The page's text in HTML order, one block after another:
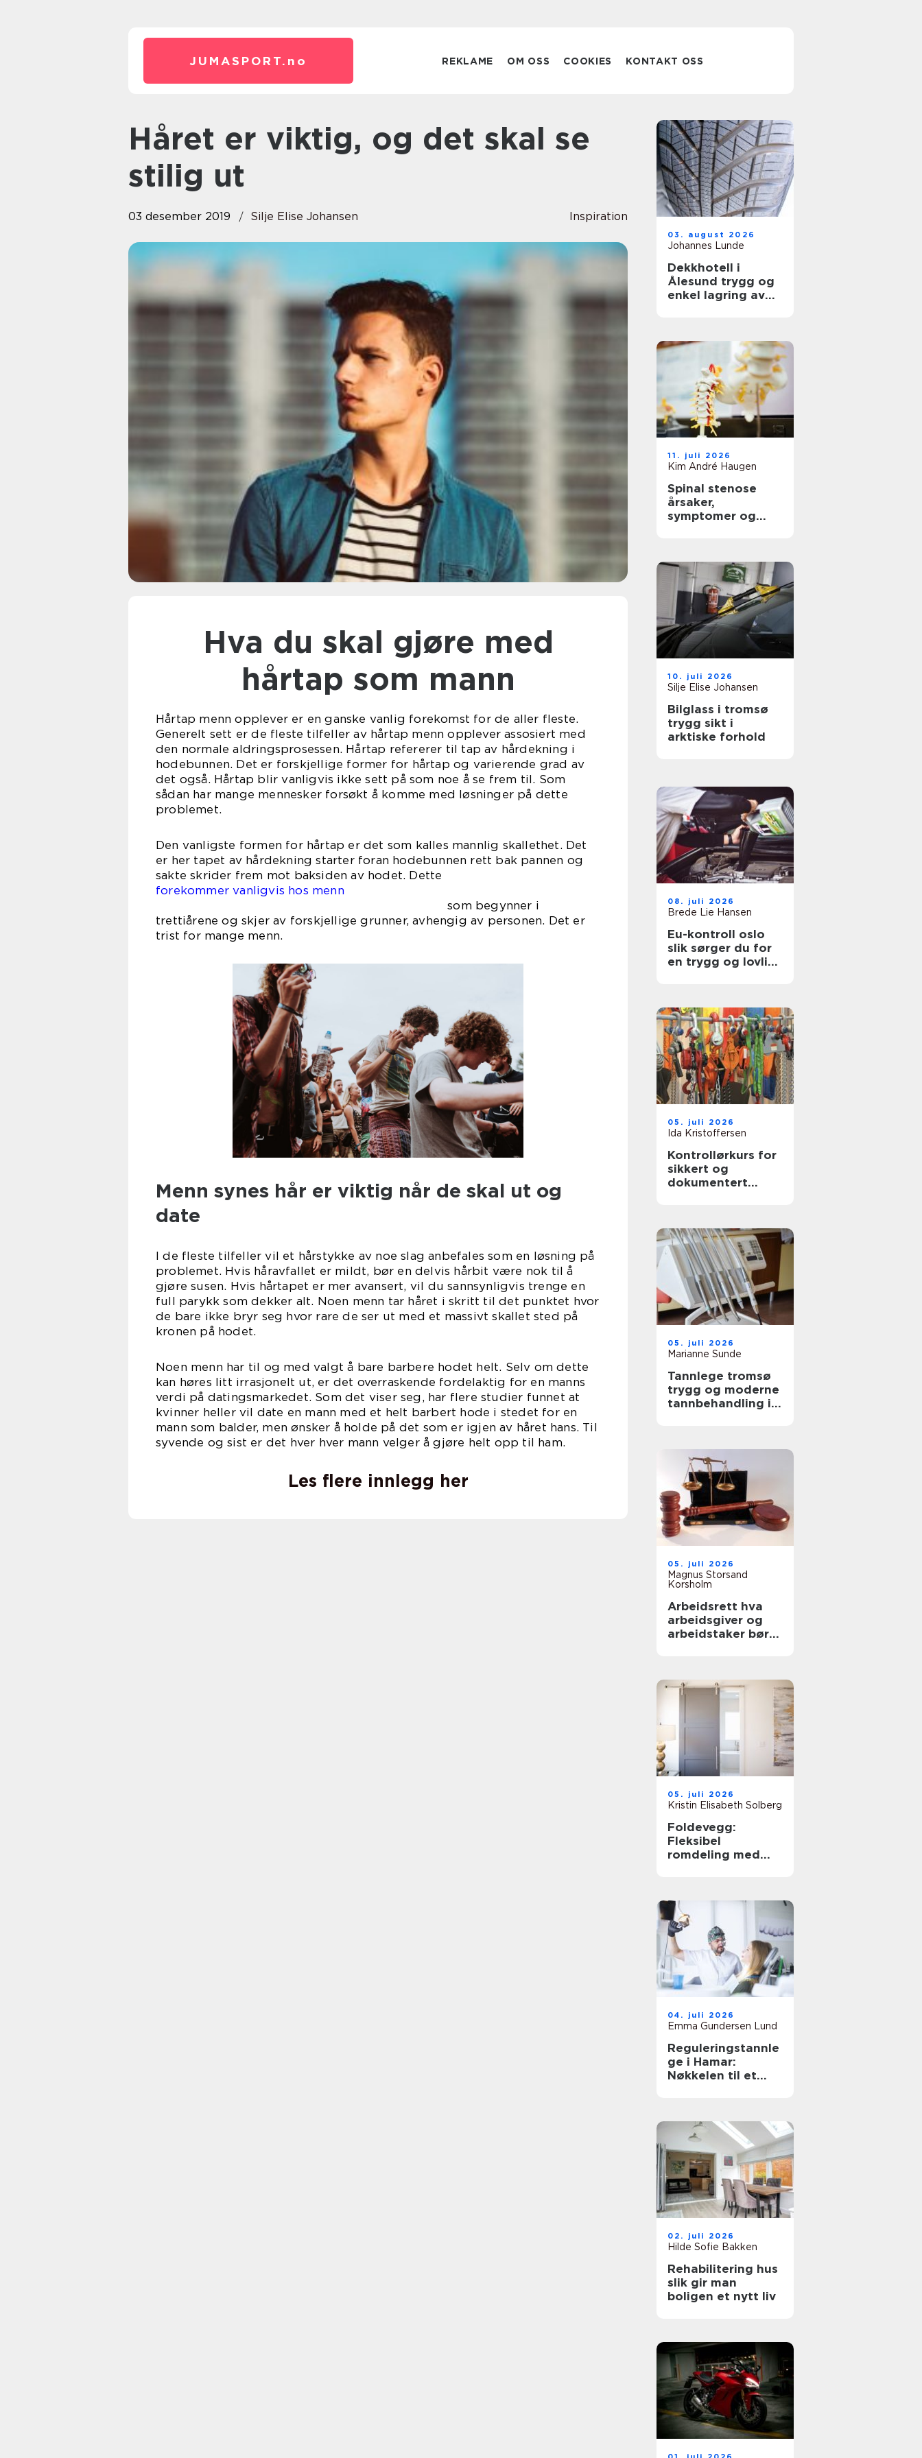
JUMASPORT. no REKLAME OM OSS COOKIES KONTAKT OSS
Håret er viktig, og det skal se
stilig ut
03 desember 2019 Silje Elise Johansen Inspiration
Hva du skal gjøre med
hårtap som mann
Hårtap menn opplever er en ganske vanlig forekomst for de aller fleste.
Generelt sett er de fleste tilfeller av hårtap menn opplever assosiert med
den normale aldringsprosessen. Hårtap refererer til tap av hårdekning i
hodebunnen. Det er forskjellige former for hårtap og varierende grad av
det også. Hårtap blir vanligvis ikke sett på som noe å se frem til. Som
sådan har mange mennesker forsøkt å komme med løsninger på dette
problemet.
Den vanligste formen for hårtap er det som kalles mannlig skallethet. Det
er her tapet av hårdekning starter foran hodebunnen rett bak pannen og
sakte skrider frem mot baksiden av hodet. Dette
forekommer vanligvis hos menn
som begynner i
trettiårene og skjer av forskjellige grunner, avhengig av personen. Det er
trist for mange menn.
Menn synes hår er viktig når de skal ut og
date
I de fleste tilfeller vil et hårstykke av noe slag anbefales som en løsning på
problemet. Hvis håravfallet er mildt, bør en delvis hårbit være nok til å
gjøre susen. Hvis hårtapet er mer avansert, vil du sannsynligvis trenge en
full parykk som dekker alt. Noen menn tar håret i skritt til det punktet hvor
de bare ikke bryr seg hvor rare de ser ut med et massivt skallet sted på
kronen på hodet.
Noen menn har til og med valgt å bare barbere hodet helt. Selv om dette
kan høres litt irrasjonelt ut, er det overraskende fordelaktig for en manns
verdi på datingsmarkedet. Som det viser seg, har flere studier funnet at
kvinner heller vil date en mann med et helt barbert hode i stedet for en
mann som balder, men ønsker å holde på det som er igjen av håret hans. Til
syvende og sist er det hver hver mann velger å gjøre helt opp til ham.
Les flere innlegg her
03. august 2026
Johannes Lunde
Dekkhotell i
Ålesund trygg og
enkel lagring av
11. juli 2026
Kim André Haugen
Spinal stenose
årsaker,
symptomer og
10. juli 2026
Silje Elise Johansen
Bilglass i tromsø
trygg sikt i
arktiske forhold
08. juli 2026
Brede Lie Hansen
Eu-kontroll oslo
slik sørger du for
en trygg og lovlig
05. juli 2026
Ida Kristoffersen
Kontrollørkurs for
sikkert og
dokumentert
05. juli 2026
Marianne Sunde
Tannlege tromsø
trygg og moderne
tannbehandling i
05. juli 2026
Magnus Storsand
Korsholm
Arbeidsrett hva
arbeidsgiver og
arbeidstaker bør
05. juli 2026
Kristin Elisabeth Solberg
Foldevegg:
Fleksibel
romdeling med
04. juli 2026
Emma Gundersen Lund
Reguleringstannle
ge i Hamar:
Nøkkelen til et
02. juli 2026
Hilde Sofie Bakken
Rehabilitering hus
slik gir man
boligen et nytt liv